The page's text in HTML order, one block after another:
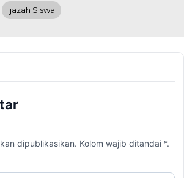
Ijazah Siswa
dipublikasikan. Kolom wajib ditandai *.